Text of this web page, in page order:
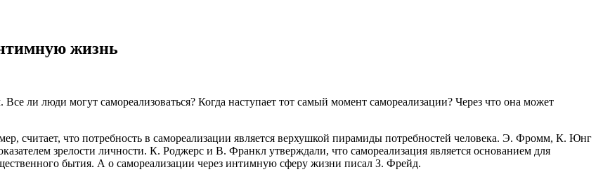
жизнь
ли люди могут самореализоваться? Когда наступает тот самый момент самореализации? Через что она может
считает, что потребность в самореализации является верхушкой пирамиды потребностей человека. Э. Фромм, К. Юнг
зрелости личности. К. Роджерс и В. Франкл утверждали, что самореализация является основанием для
бытия. А о самореализации через интимную сферу жизни писал З. Фрейд.